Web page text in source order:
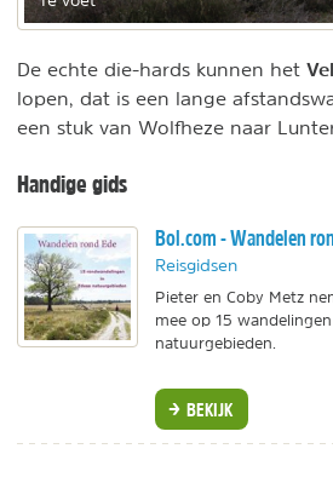
De echte die-hards kunnen het
lopen, dat is een lange
een stuk van Wolfheze naar
Handige gids
Bol.com - Wandelen
Reisgidsen
Pieter en Coby Metz
mee op 15
natuurgebieden.
BEKIJK